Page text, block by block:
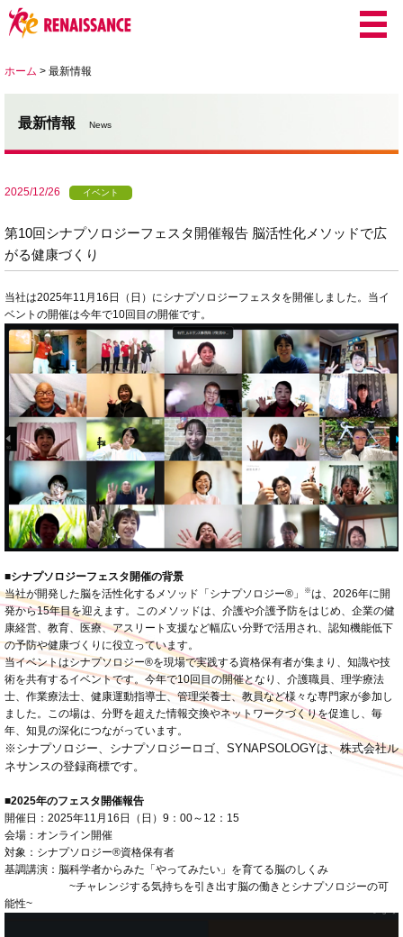
ホーム > 最新情報
最新情報 News
2025/12/26 イベント
第10回シナプソロジーフェスタ開催報告 脳活性化メソッドで広
がる健康づくり
当社は2025年11月16日（日）にシナプソロジーフェスタを開催しました。当イ
ベントの開催は今年で10回目の開催です。
■シナプソロジーフェスタ開催の背景
当社が開発した脳を活性化するメソッド「シナプソロジー®」
※は、2026年に開
発から15年目を迎えます。このメソッドは、介護や介護予防をはじめ、企業の健
康経営、教育、医療、アスリート支援など幅広い分野で活用され、認知機能低下
の予防や健康づくりに役立っています。
当イベントはシナプソロジー®を現場で実践する資格保有者が集まり、知識や技
術を共有するイベントです。今年で10回目の開催となり、介護職員、理学療法
士、作業療法士、健康運動指導士、管理栄養士、教員など様々な専門家が参加し
ました。この場は、分野を超えた情報交換やネットワークづくりを促進し、毎
年、知見の深化につながっています。
※シナプソロジー、シナプソロジーロゴ、SYNAPSOLOGYは、株式会社ル
ネサンスの登録商標です。
■2025年のフェスタ開催報告
開催日：2025年11月16日（日）9：00～12：15
会場：オンライン開催
対象：シナプソロジー®資格保有者
基調講演：脳科学者からみた「やってみたい」を育てる脳のしくみ
~チャレンジする気持ちを引き出す脳の働きとシナプソロジーの可
能性~